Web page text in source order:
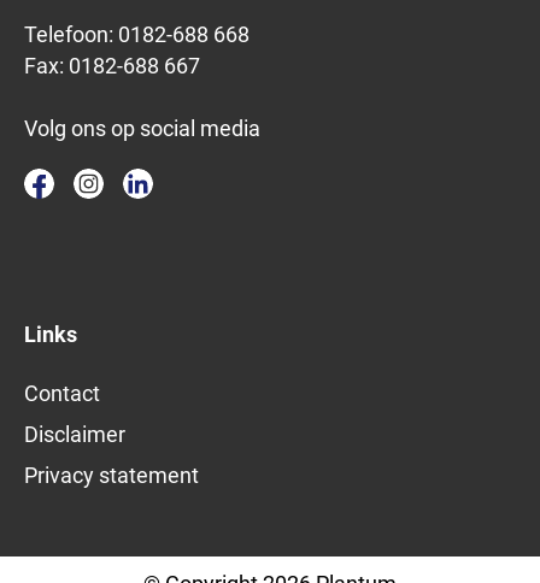
Telefoon: 0182-688 668
Fax: 0182-688 667
Volg ons op social media
Links
Contact
Disclaimer
Privacy statement